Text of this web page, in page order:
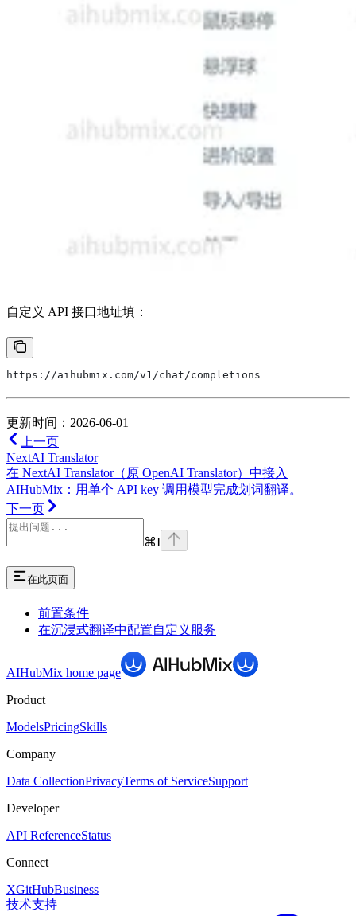
自定义 API 接口地址填：
https://aihubmix.com/v1/chat/completions
更新时间：2026-06-01
上一页
NextAI Translator
在 NextAI Translator（原 OpenAI Translator）中接入
AIHubMix：用单个 API key 调用模型完成划词翻译。
下一页
⌘I
在此页面
前置条件
在沉浸式翻译中配置自定义服务
AIHubMix home page
Product
ModelsPricingSkills
Company
Data CollectionPrivacyTerms of ServiceSupport
Developer
API ReferenceStatus
Connect
XGitHubBusiness
技术支持